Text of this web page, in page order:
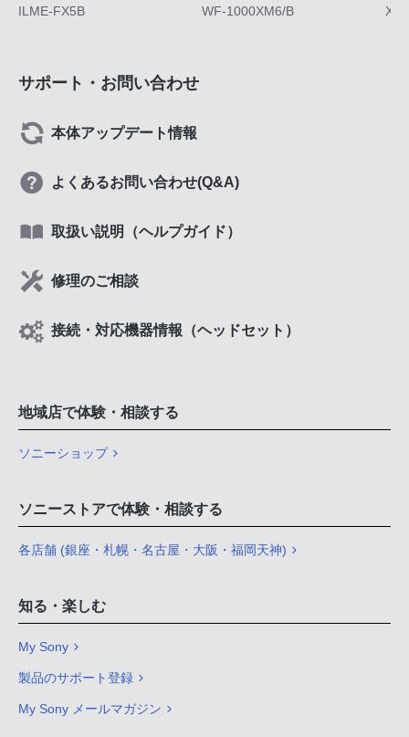
ILME-FX5B
WF-1000XM6/B
サポート・お問い合わせ
本体アップデート情報
よくあるお問い合わせ(Q&A)
取扱い説明（ヘルプガイド）
修理のご相談
接続・対応機器情報（ヘッドセット）
地域店で体験・相談する
ソニーショップ
ソニーストアで体験・相談する
各店舗 (銀座・札幌・名古屋・大阪・福岡天神)
知る・楽しむ
My Sony
製品のサポート登録
My Sony メールマガジン